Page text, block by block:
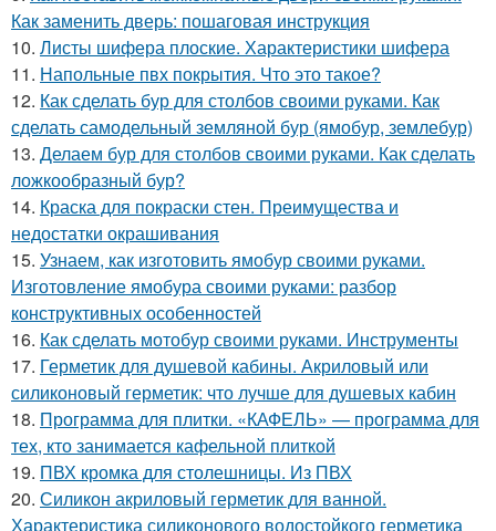
Как заменить дверь: пошаговая инструкция
10. Листы шифера плоские. Характеристики шифера
11. Напольные пвх покрытия. Что это такое?
12. Как сделать бур для столбов своими руками. Как
сделать самодельный земляной бур (ямобур, землебур)
13. Делаем бур для столбов своими руками. Как сделать
ложкообразный бур?
14. Краска для покраски стен. Преимущества и
недостатки окрашивания
15. Узнаем, как изготовить ямобур своими руками.
Изготовление ямобура своими руками: разбор
конструктивных особенностей
16. Как сделать мотобур своими руками. Инструменты
17. Герметик для душевой кабины. Акриловый или
силиконовый герметик: что лучше для душевых кабин
18. Программа для плитки. «КАФЕЛЬ» — программа для
тех, кто занимается кафельной плиткой
19. ПВХ кромка для столешницы. Из ПВХ
20. Силикон акриловый герметик для ванной.
Характеристика силиконового водостойкого герметика